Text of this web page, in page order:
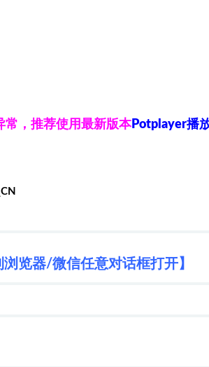
常，推荐使用最新版本Potplayer播
览器/微信任意对话框打开】